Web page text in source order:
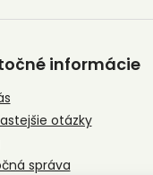
informácie
otázky
správa